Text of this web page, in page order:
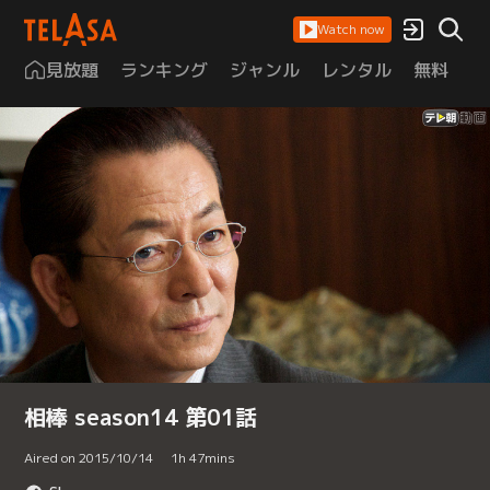
Watch now
見放題 ランキング ジャンル レンタル 無料
相棒 season14 第01話
Aired on 2015/10/14 1h 47mins